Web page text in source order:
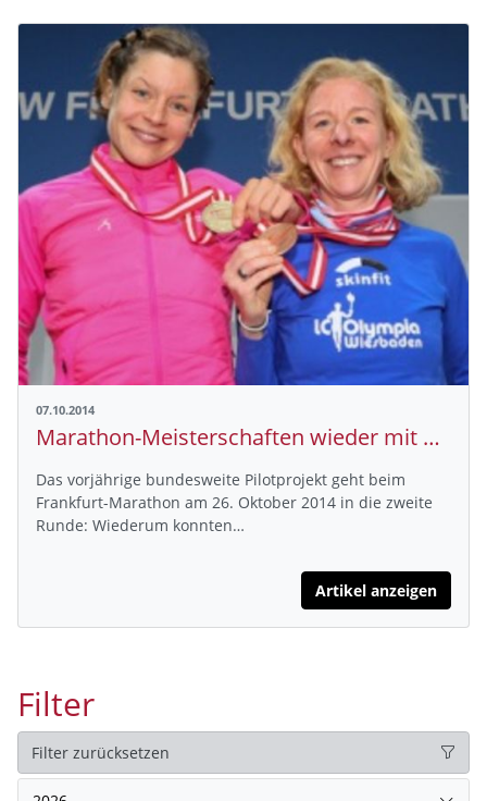
07.10.2014
Marathon-Meisterschaften wieder mit Tageslizenz
Das vorjährige bundesweite Pilotprojekt geht beim
Frankfurt-Marathon am 26. Oktober 2014 in die zweite
Runde: Wiederum konnten…
Artikel anzeigen
Filter
Filter zurücksetzen